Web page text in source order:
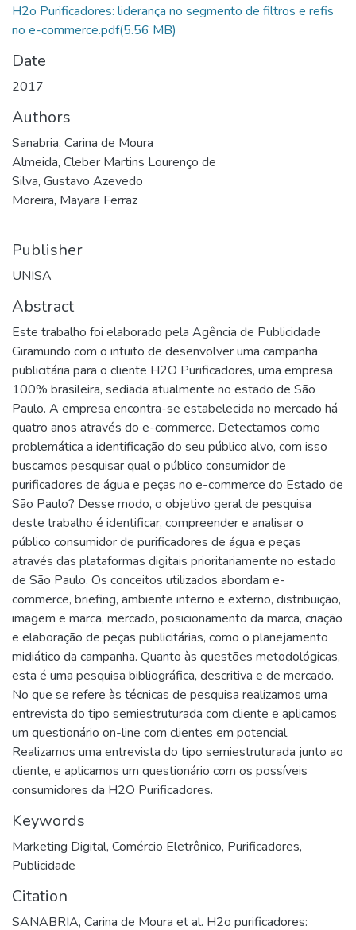
H2o Purificadores: liderança no segmento de filtros e refis
no e-commerce.pdf(5.56 MB)
Date
2017
Authors
Sanabria, Carina de Moura
Almeida, Cleber Martins Lourenço de
Silva, Gustavo Azevedo
Moreira, Mayara Ferraz
Publisher
UNISA
Abstract
Este trabalho foi elaborado pela Agência de Publicidade
Giramundo com o intuito de desenvolver uma campanha
publicitária para o cliente H2O Purificadores, uma empresa
100% brasileira, sediada atualmente no estado de São
Paulo. A empresa encontra-se estabelecida no mercado há
quatro anos através do e-commerce. Detectamos como
problemática a identificação do seu público alvo, com isso
buscamos pesquisar qual o público consumidor de
purificadores de água e peças no e-commerce do Estado de
São Paulo? Desse modo, o objetivo geral de pesquisa
deste trabalho é identificar, compreender e analisar o
público consumidor de purificadores de água e peças
através das plataformas digitais prioritariamente no estado
de São Paulo. Os conceitos utilizados abordam e-
commerce, briefing, ambiente interno e externo, distribuição,
imagem e marca, mercado, posicionamento da marca, criação
e elaboração de peças publicitárias, como o planejamento
midiático da campanha. Quanto às questões metodológicas,
esta é uma pesquisa bibliográfica, descritiva e de mercado.
No que se refere às técnicas de pesquisa realizamos uma
entrevista do tipo semiestruturada com cliente e aplicamos
um questionário on-line com clientes em potencial.
Realizamos uma entrevista do tipo semiestruturada junto ao
cliente, e aplicamos um questionário com os possíveis
consumidores da H2O Purificadores.
Keywords
Marketing Digital, Comércio Eletrônico, Purificadores,
Publicidade
Citation
SANABRIA, Carina de Moura et al. H2o purificadores: